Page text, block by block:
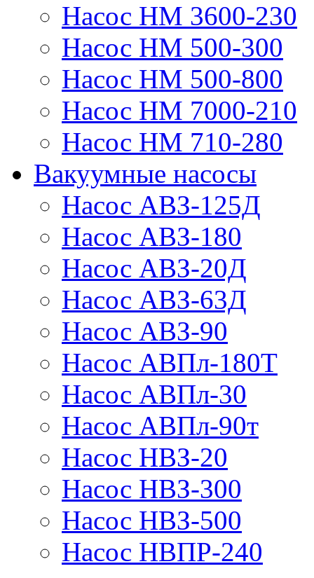
Насос НМ 3600-230
Насос НМ 500-300
Насос НМ 500-800
Насос НМ 7000-210
Насос НМ 710-280
Вакуумные насосы
Насос АВЗ-125Д
Насос АВЗ-180
Насос АВЗ-20Д
Насос АВЗ-63Д
Насос АВЗ-90
Насос АВПл-180Т
Насос АВПл-30
Насос АВПл-90т
Насос НВЗ-20
Насос НВЗ-300
Насос НВЗ-500
Насос НВПР-240